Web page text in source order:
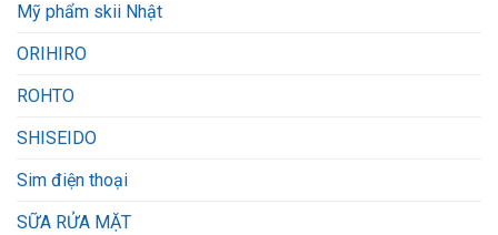
Mỹ phẩm skii Nhật
ORIHIRO
ROHTO
SHISEIDO
Sim điện thoại
SỮA RỬA MẶT